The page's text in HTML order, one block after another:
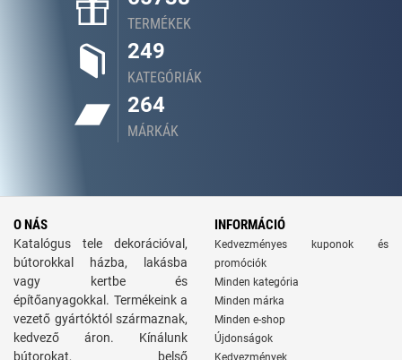
TERMÉKEK
249
KATEGÓRIÁK
264
MÁRKÁK
O NÁS
Katalógus tele dekorációval,
bútorokkal házba, lakásba
vagy kertbe és
építőanyagokkal. Termékeink a
vezető gyártóktól származnak,
kedvező áron. Kínálunk
bútorokat, belső
INFORMÁCIÓ
Kedvezményes kuponok és
promóciók
Minden kategória
Minden márka
Minden e-shop
Újdonságok
Kedvezmények